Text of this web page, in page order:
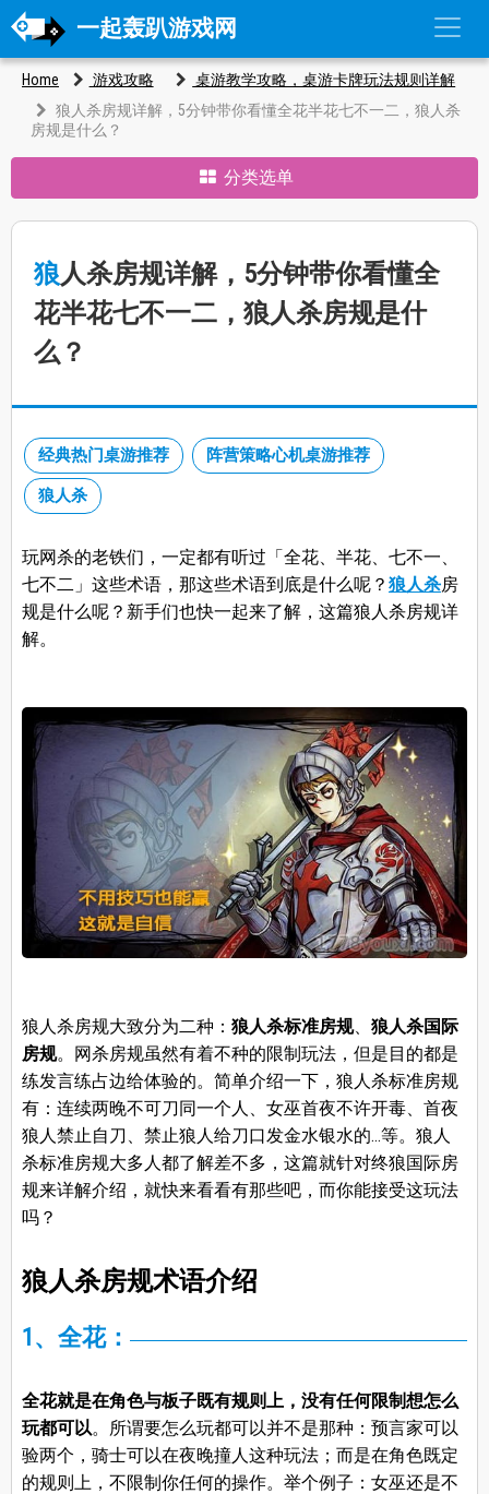
一起轰趴游戏网
Home 游戏攻略
桌游教学攻略，桌游卡牌玩法规则详解
狼人杀房规详解，5分钟带你看懂全花半花七不一二，狼人杀
房规是什么？
分类选单
狼人杀房规详解，5分钟带你看懂全
花半花七不一二，狼人杀房规是什
么？
经典热门桌游推荐 阵营策略心机桌游推荐
狼人杀
玩网杀的老铁们，一定都有听过「全花、半花、七不一、
七不二」这些术语，那这些术语到底是什么呢？ 狼人杀房
规是什么呢？新手们也快一起来了解，这篇狼人杀房规详
解。
狼人杀房规大致分为二种： 狼人杀标准房规、 狼人杀国际
房规。网杀房规虽然有着不种的限制玩法，但是目的都是
练发言练占边给体验的。简单介绍一下，狼人杀标准房规
有：连续两晚不可刀同一个人、女巫首夜不许开毒、首夜
狼人禁止自刀、禁止狼人给刀口发金水银水的…等。狼人
杀标准房规大多人都了解差不多，这篇就针对终狼国际房
规来详解介绍，就快来看看有那些吧，而你能接受这玩法
吗？
狼人杀房规术语介绍
1、全花：
全花就是在角色与板子既有规则上，没有任何限制想怎么
玩都可以。所谓要怎么玩都可以并不是那种：预言家可以
验两个，骑士可以在夜晚撞人这种玩法；而是在角色既定
的规则上，不限制你任何的操作。举个例子：女巫还是不